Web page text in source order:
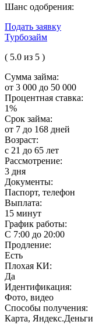
Шанс одобрения:
Подать заявку
Турбозайм
( 5.0 из 5 )
Сумма займа:
от 3 000 до 50 000
Процентная ставка:
1%
Срок займа:
от 7 до 168 дней
Возраст:
с 21 до 65 лет
Рассмотрение:
3 дня
Документы:
Паспорт, телефон
Выплата:
15 минут
График работы:
С 7:00 до 20:00
Продление:
Есть
Плохая КИ:
Да
Идентификация:
Фото, видео
Способы получения:
Карта, Яндекс.Деньги